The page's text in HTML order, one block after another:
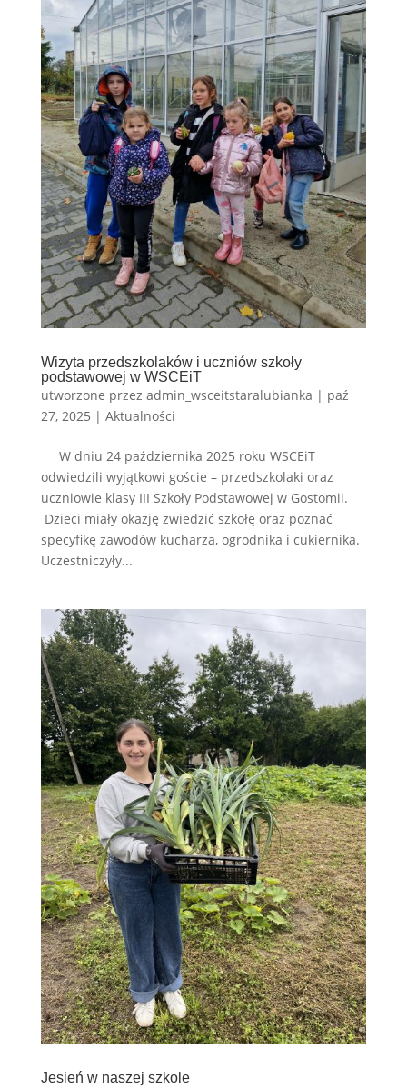
Wizyta przedszkolaków i uczniów szkoły
podstawowej w WSCEiT
utworzone przez admin_wsceitstaralubianka | paź
27, 2025 | Aktualności
W dniu 24 października 2025 roku WSCEiT
odwiedzili wyjątkowi goście – przedszkolaki oraz
uczniowie klasy III Szkoły Podstawowej w Gostomii.
Dzieci miały okazję zwiedzić szkołę oraz poznać
specyfikę zawodów kucharza, ogrodnika i cukiernika.
Uczestniczyły...
Jesień w naszej szkole